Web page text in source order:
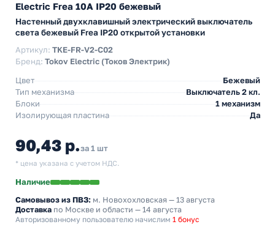
Electric Frea 10А IP20 бежевый
Настенный двухклавишный электрический выключатель
света бежевый Frea IP20 открытой установки
Артикул: TKE-FR-V2-C02
Бренд: Tokov Electric (Токов Электрик)
Цвет
Бежевый
Тип механизма
Выключатель 2 кл.
Блоки
1 механизм
Изолирующая пластина
Да
90,43 р.за 1 шт
* цена указана с учетом НДС.
Наличие
Самовывоз из ПВЗ: м. Новохохловская — 13 августа
Доставка по Москве и области — 14 августа
Авторизованному пользователю начислим 1 бонус